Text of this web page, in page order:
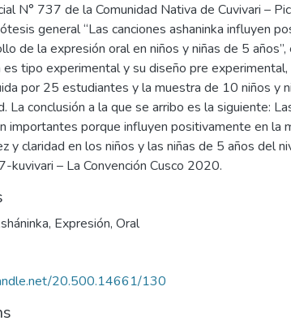
N° 737 de la Comunidad Nativa de Cuvivari –
general “Las canciones ashaninka influyen
de la expresión oral en niños y niñas de 5
es tipo experimental y su diseño pre experimental,
por 25 estudiantes y la muestra de 10 niños y
La conclusión a la que se arribo es la siguiente:
importantes porque influyen positivamente en la
y claridad en los niños y las niñas de 5 años del
kuvivari – La Convención Cusco 2020.
, Expresión, Oral
20.500.14661/130